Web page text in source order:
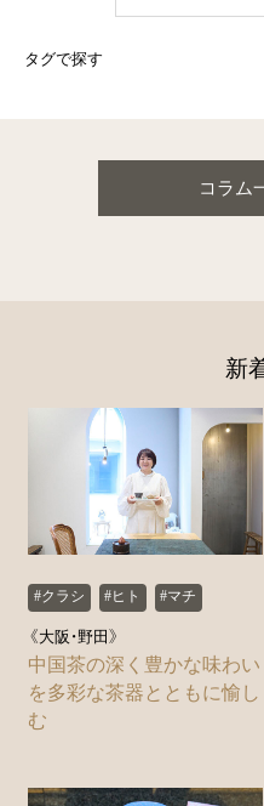
タグで探す
コラム
新
#クラシ #ヒト #マチ
《大阪・野田》
中国茶の深く豊かな味わい
を多彩な茶器とともに愉し
む